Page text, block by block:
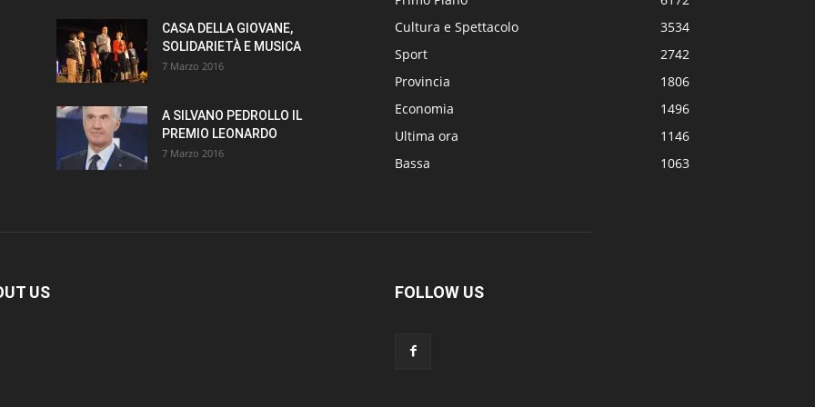
CASA DELLA GIOVANE,
SOLIDARIETÀ E MUSICA
7 Marzo 2016
A SILVANO PEDROLLO IL
PREMIO LEONARDO
7 Marzo 2016
Cultura e Spettacolo
3534
Sport
2742
Provincia
1806
Economia
1496
Ultima ora
1146
Bassa
1063
US FOLLOW US